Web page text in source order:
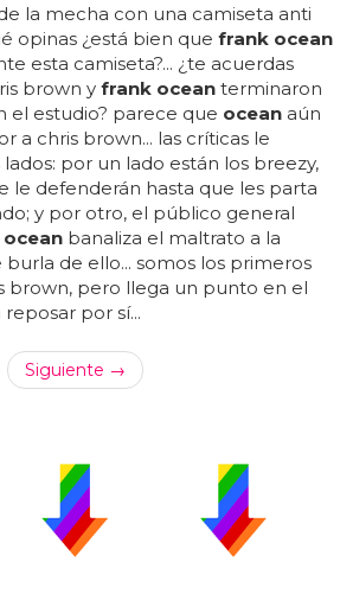
la mecha con una camiseta anti
opinas ¿está bien que frank ocean
esta camiseta?... ¿te acuerdas
brown y frank ocean terminaron
el estudio? parece que ocean aún
a chris brown... las críticas le
por un lado están los breezy,
le defenderán hasta que les parta
y por otro, el público general
ocean banaliza el maltrato a la
de ello... somos los primeros
brown, pero llega un punto en el
por sí...
Siguiente →